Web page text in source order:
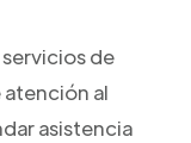
de
al
asistencia